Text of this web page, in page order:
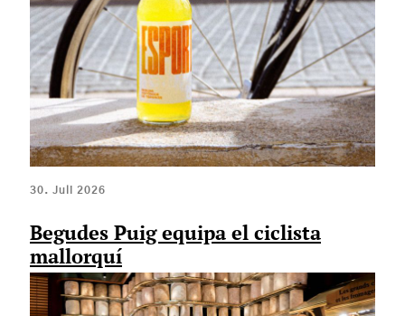
30. Juli 2026
Begudes Puig equipa el ciclista
mallorquí